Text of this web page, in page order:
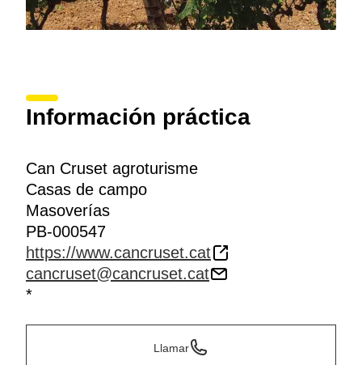
Información práctica
Can Cruset agroturisme
Casas de campo
Masoverías
PB-000547
https://www.cancruset.cat
cancruset@cancruset.cat
*
Llamar